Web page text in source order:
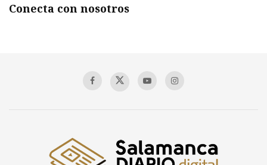
Conecta con nosotros